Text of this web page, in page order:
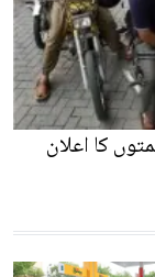
کا اعلان